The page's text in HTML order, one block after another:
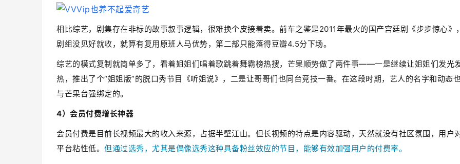
相比综艺，剧集存在非标的故事叙事逻辑，很难换个皮接着卖。前车之鉴是2011年最火的国产宫廷剧《步步惊心》，
剧组没见好就收，就算有复用原班人马优势，第二部只能落得豆瓣4.5分下场。
综艺的模式复制就简单多了，看着姐姐们唱着歌跳着舞霸榜热搜，芒果顺势做了两件事——一是继续让姐姐们发光
热，推出了个“姐姐版”的脱口秀节目《听姐说》，二是让哥哥们也同台竞技一番。在这段时期，艺人的名字和动态
与芒果台强绑定的。
4）会员付费增长神器
会员付费是目前长视频最大的收入来源，占据半壁江山。但长视频的特点是内容驱动，天然就没有社区氛围，用户
平台粘性低。 但通过选秀，尤其是偶像选秀这种具备粉丝效应的节目，能够有效加强用户的付费率。